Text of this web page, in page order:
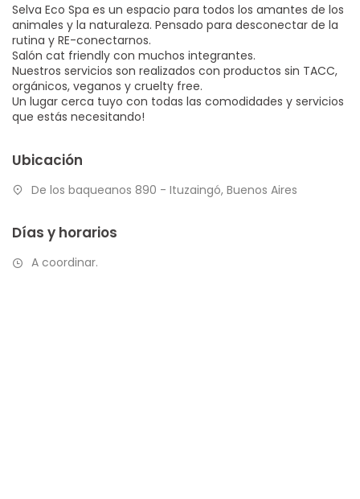
Selva Eco Spa es un espacio para todos los amantes de los
animales y la naturaleza. Pensado para desconectar de la
rutina y RE-conectarnos.
Salón cat friendly con muchos integrantes.
Nuestros servicios son realizados con productos sin TACC,
orgánicos, veganos y cruelty free.
Un lugar cerca tuyo con todas las comodidades y servicios
que estás necesitando!
Ubicación
De los baqueanos 890 - Ituzaingó, Buenos Aires
Días y horarios
A coordinar.